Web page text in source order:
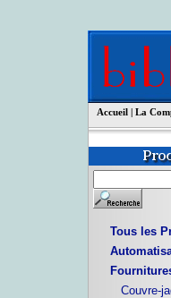
Accueil | La
Tous les
Couvre-